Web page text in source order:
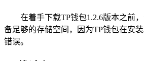
在着手下载TP钱包1.2.6版本之前
备足够的存储空间，因为TP钱包在安
错误。